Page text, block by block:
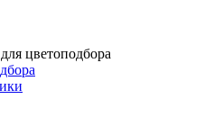
цветоподбора